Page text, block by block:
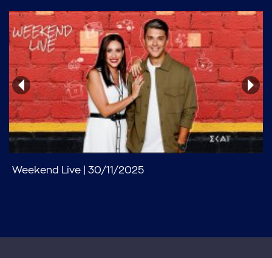
...πληκτρολογήστε κείμενο προς αναζήτηση
Weekend Live | 30/11/2025